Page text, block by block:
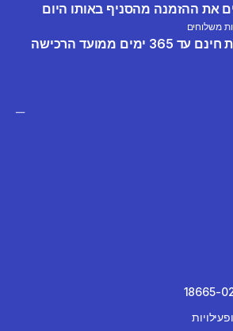
את ההזמנה מהסניף באותו היום
משלוחים
ממועד הרכישה